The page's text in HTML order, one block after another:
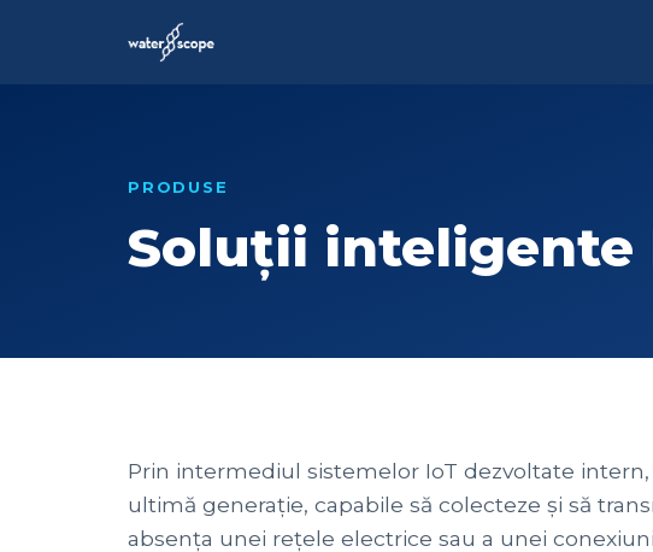
PRODUSE
Soluții inteligente
Prin intermediul sistemelor IoT dezvoltate
ultimă generație, capabile să colecteze și să
absența unei rețele electrice sau a unei conexiuni